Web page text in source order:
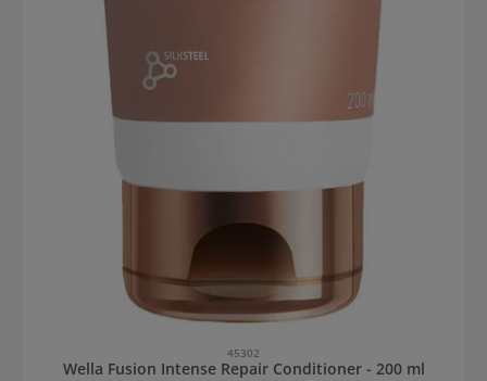
45302
Wella Fusion Intense Repair Conditioner - 200 ml